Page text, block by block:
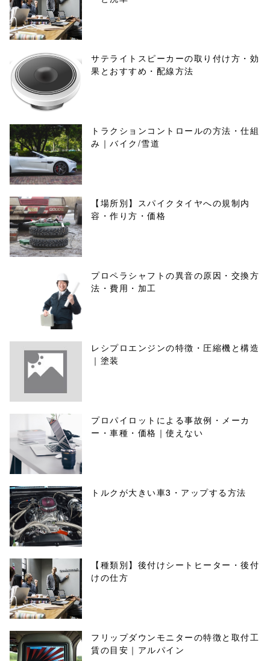
サテライトスピーカーの取り付け方・効
果とおすすめ・配線方法
トラクションコントロールの方法・仕組
み｜バイク/雪道
【場所別】スパイクタイヤへの規制内
容・作り方・価格
プロペラシャフトの異音の原因・交換方
法・費用・加工
レシプロエンジンの特徴・圧縮機と構造
｜塗装
プロパイロットによる事故例・メーカ
ー・車種・価格｜使えない
トルクが大きい車3・アップする方法
【種類別】後付けシートヒーター・後付
けの仕方
フリップダウンモニターの特徴と取付工
賃の目安｜アルパイン